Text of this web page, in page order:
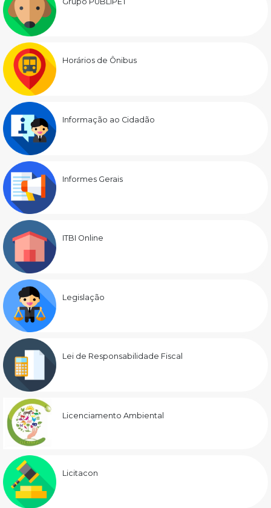
Horários de Ônibus
Informação ao Cidadão
Informes Gerais
ITBI Online
Legislação
Lei de Responsabilidade Fiscal
Licenciamento Ambiental
Licitacon